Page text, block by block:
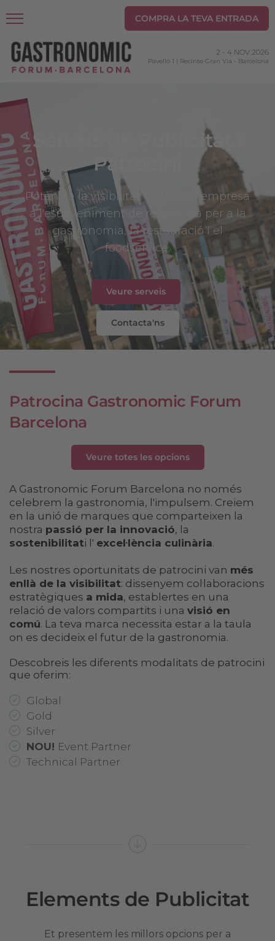
COMPRA LA TEVA ENTRADA
2 - 4 NOV 2026
Pavelló 1 | Recinte Gran Via - Barcelona
Serveis de Publicitat i
Patrocini
Potència la visibilitat de la teva empresa
a l'esdeveniment de referència per a la
gastronomia, la restauració i el
foodservice.
Veure serveis
Contacta'ns
Patrocina Gastronomic Forum
Barcelona
Veure totes les opcions
A Gastronomic Forum Barcelona no només
celebrem la gastronomia, l'impulsem. Creiem
en la unió de marques que comparteixen la
nostra passió per la innovació, la
sostenibilitati l' excel·lència culinària.
Les nostres oportunitats de patrocini van més
enllà de la visibilitat: dissenyem col·laboracions
estratègiques a mida, establertes en una
relació de valors compartits i una visió en
comú. La teva marca necessita estar a la taula
on es decideix el futur de la gastronomia.
Descobreis les diferents modalitats de patrocini
que oferim:
Global
Gold
Silver
NOU! Event Partner
Technical Partner
Elements de Publicitat
Et presentem les millors opcions per a